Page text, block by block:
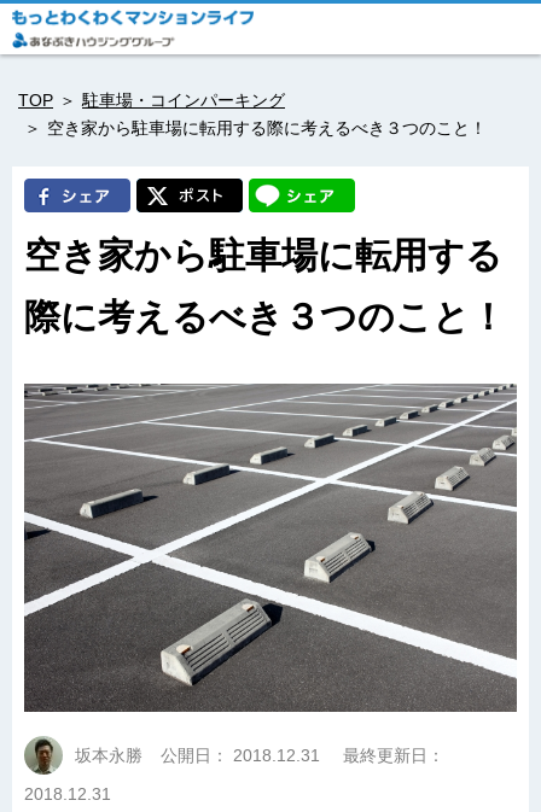
TOP
駐車場・コインパーキング
空き家から駐車場に転用する際に考えるべき３つのこと！
空き家から駐車場に転用する
際に考えるべき３つのこと！
坂本永勝 公開日： 2018.12.31
最終更新日：
2018.12.31